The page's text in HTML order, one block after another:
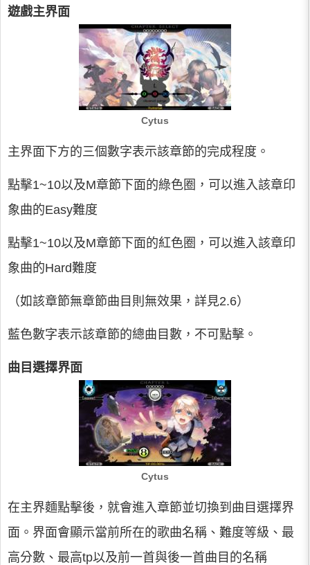
遊戲主界面
Cytus
主界面下方的三個數字表示該章節的完成程度。
點擊1~10以及M章節下面的綠色圈，可以進入該章印
象曲的Easy難度
點擊1~10以及M章節下面的紅色圈，可以進入該章印
象曲的Hard難度
（如該章節無章節曲目則無效果，詳見2.6）
藍色數字表示該章節的總曲目數，不可點擊。
曲目選擇界面
Cytus
在主界麵點擊後，就會進入章節並切換到曲目選擇界
面。界面會顯示當前所在的歌曲名稱、難度等級、最
高分數、最高tp以及前一首與後一首曲目的名稱